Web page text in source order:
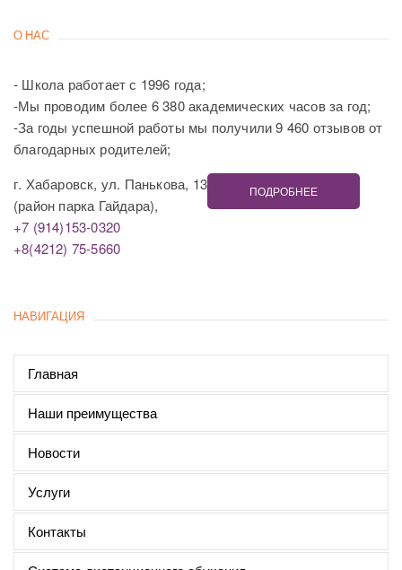
О НАС
- Школа работает с 1996 года;
-Мы проводим более 6 380 академических часов за год;
-За годы успешной работы мы получили 9 460 отзывов от
благодарных родителей;
г. Хабаровск, ул. Панькова, 13
(район парка Гайдара),
+7 (914)153-0320
+8(4212) 75-5660
ПОДРОБНЕЕ
НАВИГАЦИЯ
Главная
Наши преимущества
Новости
Услуги
Контакты